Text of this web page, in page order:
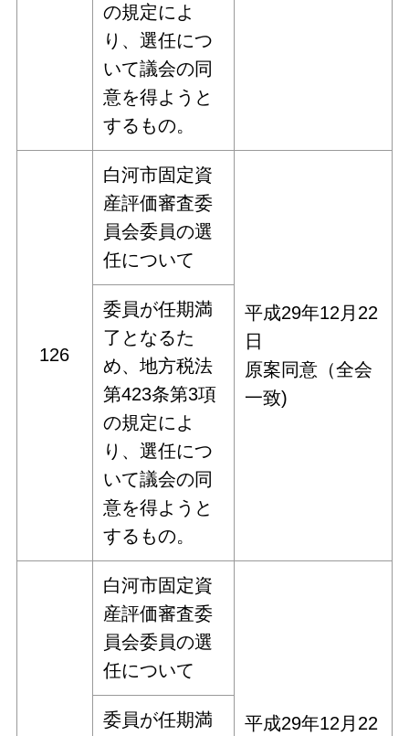
の規定によ
り、選任につ
いて議会の同
意を得ようと
するもの。
126
白河市固定資
産評価審査委
員会委員の選
任について
平成29年12月22
日
原案同意（全会
一致)
委員が任期満
了となるた
め、地方税法
第423条第3項
の規定によ
り、選任につ
いて議会の同
意を得ようと
するもの。
白河市固定資
産評価審査委
員会委員の選
任について
平成29年12月22
委員が任期満